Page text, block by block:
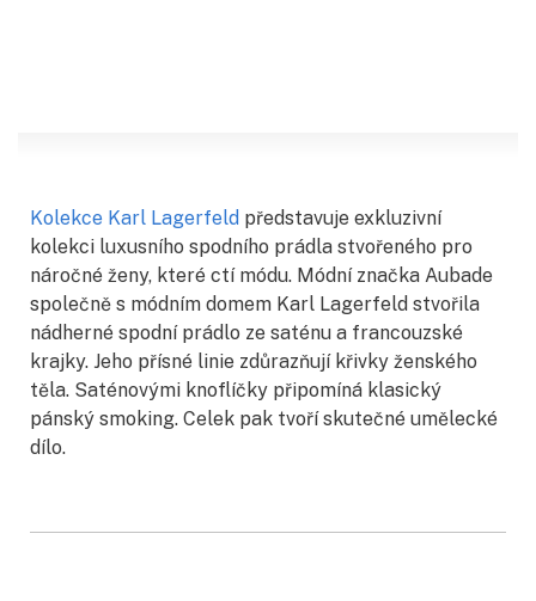
Kolekce Karl Lagerfeld představuje exkluzivní
kolekci luxusního spodního prádla stvořeného pro
náročné ženy, které ctí módu. Módní značka Aubade
společně s módním domem Karl Lagerfeld stvořila
nádherné spodní prádlo ze saténu a francouzské
krajky. Jeho přísné linie zdůrazňují křivky ženského
těla. Saténovými knoflíčky připomíná klasický
pánský smoking. Celek pak tvoří skutečné umělecké
dílo.